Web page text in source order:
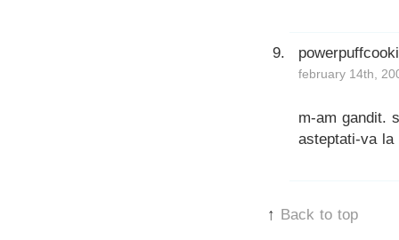
february 14th,
m-am gandit.
asteptati-va la
↑ Back to top